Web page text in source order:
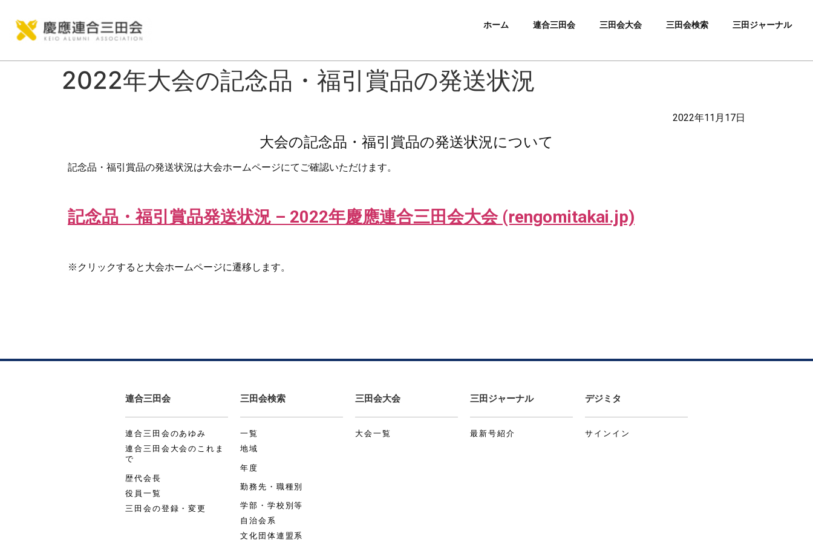
ホーム 連合三田会 三田会大会 三田会検索 三田ジャーナル
2022年大会の記念品・福引賞品の発送状況
2022年11月17日
大会の記念品・福引賞品の発送状況について
記念品・福引賞品の発送状況は大会ホームページにてご確認いただけます。
記念品・福引賞品発送状況 – 2022年慶應連合三田会大会 (rengomitakai.jp)
※クリックすると大会ホームページに遷移します。
連合三田会
連合三田会のあゆみ
連合三田会大会のこれま
で
歴代会長
役員一覧
三田会の登録・変更
三田会検索
一覧
地域
年度
勤務先・職種別
学部・学校別等
自治会系
文化団体連盟系
三田会大会
大会一覧
三田ジャーナル
最新号紹介
デジミタ
サインイン